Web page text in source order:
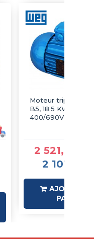
Moteur triphasé
B5, 18.5 KW, 1500
400/690V, IE3, Alu
2 521,87
2 101,56
AJOUTER
PANIER